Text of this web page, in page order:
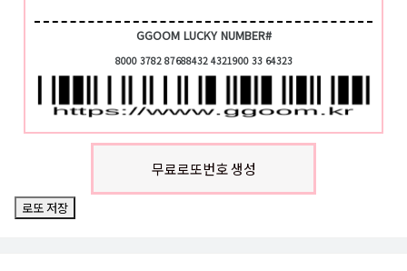
GGOOM LUCKY NUMBER#
8000 3782 87688432 4321900 33 64323
무료로또번호 생성
로또 저장